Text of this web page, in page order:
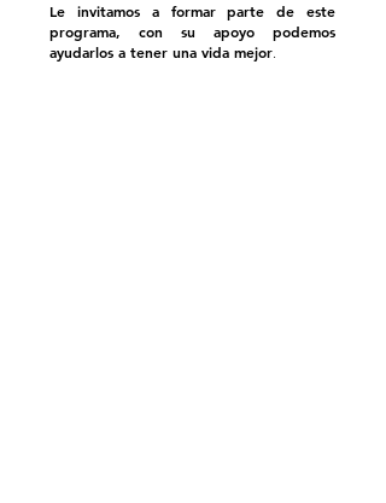
Le invitamos a formar parte de este
programa, con su apoyo podemos
ayudarlos a tener una vida mejor.